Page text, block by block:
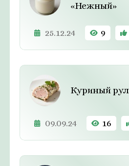
«Нежный»
25.12.24 9
Куриный
09.09.24 16